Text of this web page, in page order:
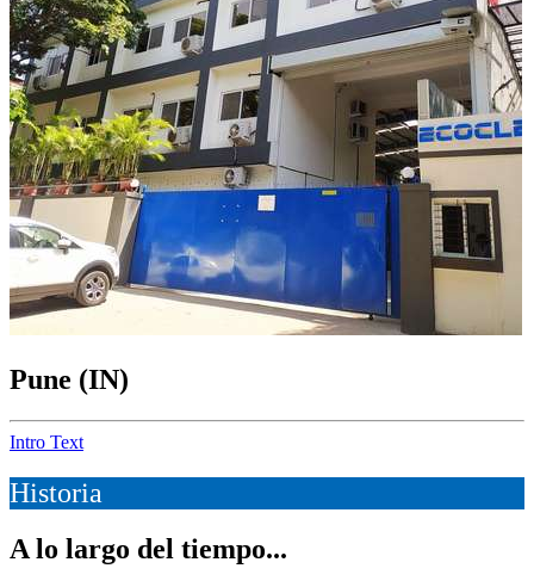
Pune (IN)
Intro Text
Historia
A lo largo del tiempo...